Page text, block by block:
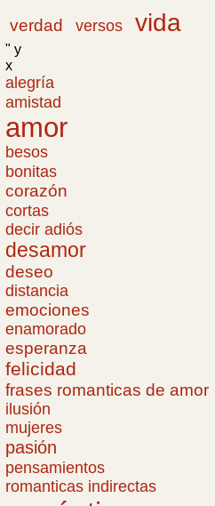
verdad
versos vida
" y
x
alegría
amistad
amor
besos
bonitas
corazón
cortas
decir adiós
desamor
deseo
distancia
emociones
enamorado
esperanza
felicidad
frases romanticas de amor
ilusión
mujeres
pasión
pensamientos
romanticas indirectas